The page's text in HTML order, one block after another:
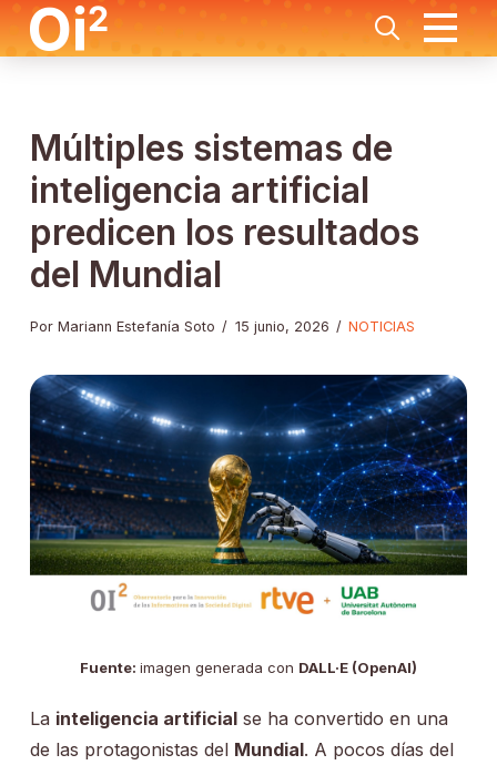
Múltiples sistemas de
inteligencia artificial
predicen los resultados
del Mundial
Por Mariann Estefanía Soto / 15 junio, 2026 / NOTICIAS
Fuente: imagen generada con DALL·E (OpenAI)
La inteligencia artificialse ha convertido en una
de las protagonistas del Mundial. A pocos días del